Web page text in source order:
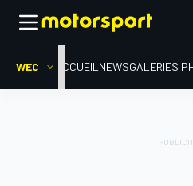
WEC ACCUEIL NEWSGALERIES